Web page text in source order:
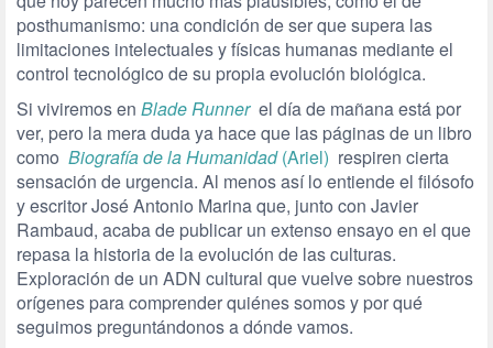
posthumanismo: una condición de ser que supera las
limitaciones intelectuales y físicas humanas mediante el
control tecnológico de su propia evolución biológica.
Si viviremos en Blade Runner el día de mañana está por
ver, pero la mera duda ya hace que las páginas de un libro
como Biografía de la Humanidad(Ariel) respiren cierta
sensación de urgencia. Al menos así lo entiende el filósofo
y escritor José Antonio Marina que, junto con Javier
Rambaud, acaba de publicar un extenso ensayo en el que
repasa la historia de la evolución de las culturas.
Exploración de un ADN cultural que vuelve sobre nuestros
orígenes para comprender quiénes somos y por qué
seguimos preguntándonos a dónde vamos.